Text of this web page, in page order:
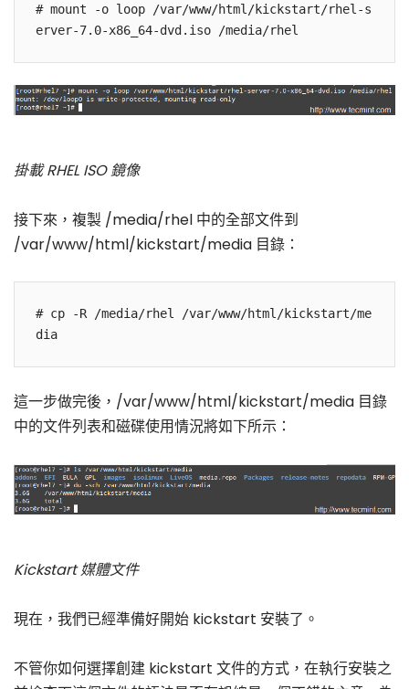
# mount -o loop /var/www/html/kickstart/rhel-s
掛載 RHEL ISO 鏡像
接下來，複製 /media/rhel 中的全部文件到
/var/www/html/kickstart/media 目錄：
# cp -R /media/rhel /var/www/html/kickstart/me
這一步做完後，/var/www/html/kickstart/media 目錄
中的文件列表和磁碟使用情況將如下所示：
Kickstart 媒體文件
現在，我們已經準備好開始 kickstart 安裝了。
不管你如何選擇創建 kickstart 文件的方式，在執行安裝之